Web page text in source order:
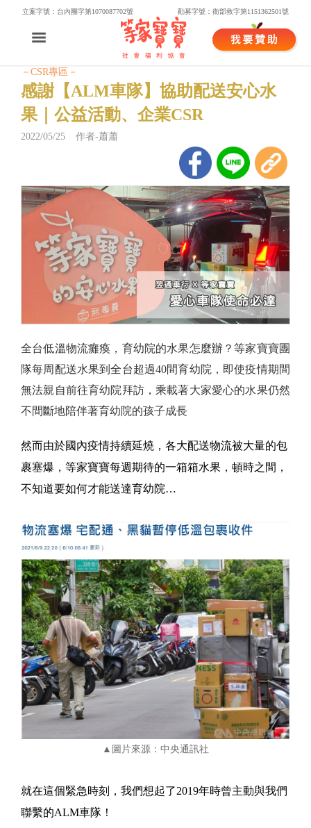
立案字號：台內團字第1070087702號 勸募字號：衛部救字第1151362501號
－CSR專區－
感謝【ALM車隊】協助配送安心水
果｜公益活動、企業CSR
2022/05/25 作者-蕭蕭
全台低溫物流癱瘓，育幼院的水果怎麼辦？等家寶寶團
隊每周配送水果到全台超過40間育幼院，即使疫情期間
無法親自前往育幼院拜訪，乘載著大家愛心的水果仍然
不間斷地陪伴著育幼院的孩子成長
然而由於國內疫情持續延燒，各大配送物流被大量的包
裹塞爆，等家寶寶每週期待的一箱箱水果，頓時之間，
不知道要如何才能送達育幼院…
▲圖片來源：中央通訊社
就在這個緊急時刻，我們想起了2019年時曾主動與我們
聯繫的ALM車隊！